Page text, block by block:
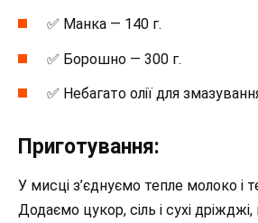
✅ Манка — 140 г.
✅ Борошно — 300 г.
✅ Небагато олії для
Приготування:
У мисці з’єднуємо тепле молоко і
Додаємо цукор, сіль і сухі